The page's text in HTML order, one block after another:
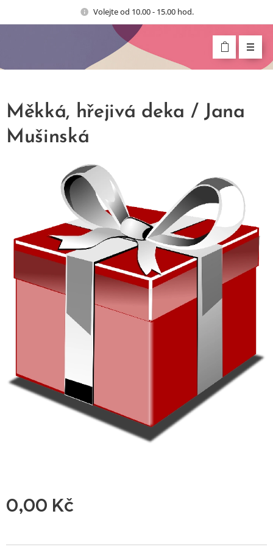
Volejte od 10.00 - 15.00 hod.
Měkká, hřejivá deka / Jana
Mušinská
0,00 Kč